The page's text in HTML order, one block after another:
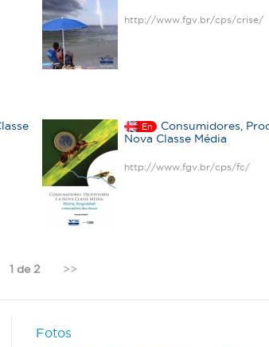
http://www.fgv.br/cps/crise/
En
Consumidores,
Nova Classe Média
http://www.fgv.br/cps/fc/
1 de 2 >>
Fotos